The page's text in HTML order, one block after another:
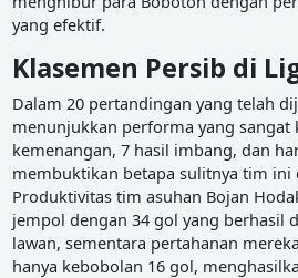
yang efektif.
Klasemen Persib di
Dalam 20 pertandingan yang telah
menunjukkan performa yang sangat
kemenangan, 7 hasil imbang, dan
membuktikan betapa sulitnya tim ini
Produktivitas tim asuhan Bojan
jempol dengan 34 gol yang berhasil
lawan, sementara pertahanan
hanya kebobolan 16 gol,